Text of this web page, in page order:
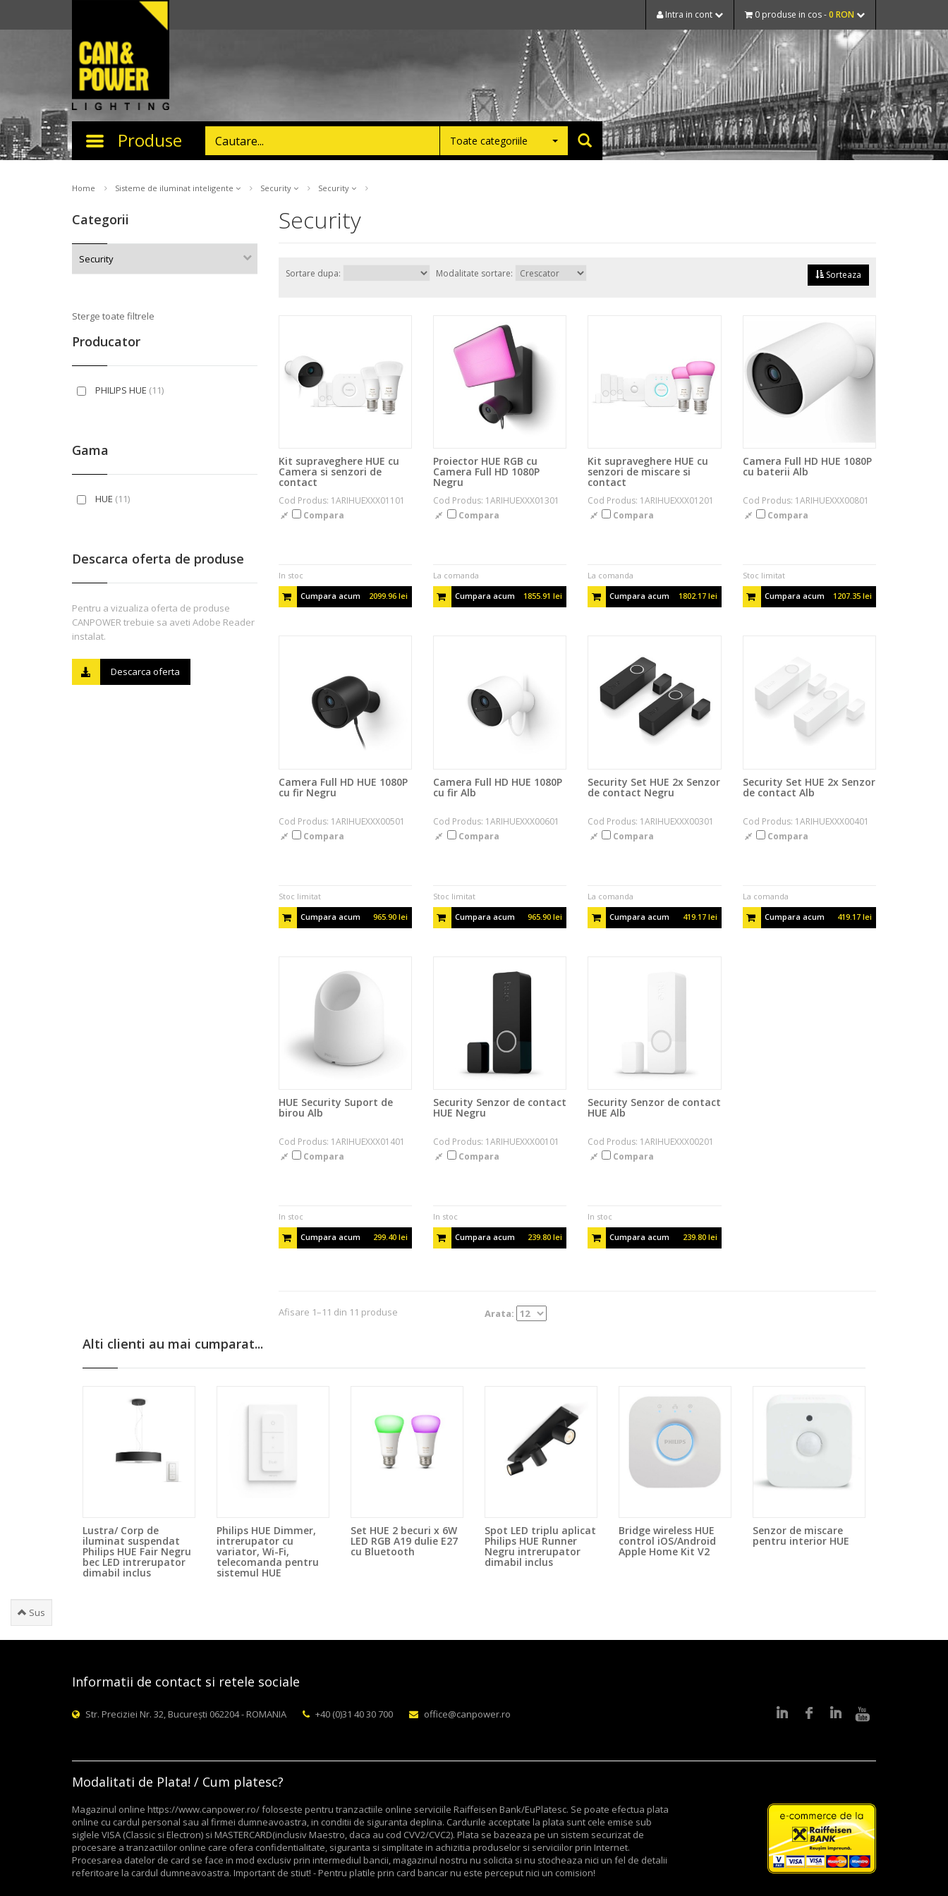
Intra in cont 0 produse in cos -0 RON
Toggle
Produse Toate categoriile
Home Sisteme de iluminat inteligente Security Security
Categorii
Security
Sterge toate filtrele
Producator
PHILIPS HUE (11)
Gama
HUE (11)
Descarca oferta de produse
Pentru a vizualiza oferta de produse
CANPOWER trebuie sa aveti Adobe Reader
instalat.
Descarca oferta
Security
Sortare dupa: Modalitate sortare: Sorteaza
Kit supraveghere HUE cu
Camera si senzori de
contact
Cod Produs: 1ARIHUEXXX01101
Compara
In stoc
Cumpara acum
2099.96 lei
Proiector HUE RGB cu
Camera Full HD 1080P
Negru
Cod Produs: 1ARIHUEXXX01301
Compara
La comanda
Cumpara acum
1855.91 lei
Kit supraveghere HUE cu
senzori de miscare si
contact
Cod Produs: 1ARIHUEXXX01201
Compara
La comanda
Cumpara acum
1802.17 lei
Camera Full HD HUE 1080P
cu baterii Alb
Cod Produs: 1ARIHUEXXX00801
Compara
Stoc limitat
Cumpara acum
1207.35 lei
Camera Full HD HUE 1080P
cu fir Negru
Cod Produs: 1ARIHUEXXX00501
Compara
Stoc limitat
Cumpara acum
965.90 lei
Camera Full HD HUE 1080P
cu fir Alb
Cod Produs: 1ARIHUEXXX00601
Compara
Stoc limitat
Cumpara acum
965.90 lei
Security Set HUE 2x Senzor
de contact Negru
Cod Produs: 1ARIHUEXXX00301
Compara
La comanda
Cumpara acum
419.17 lei
Security Set HUE 2x Senzor
de contact Alb
Cod Produs: 1ARIHUEXXX00401
Compara
La comanda
Cumpara acum
419.17 lei
HUE Security Suport de
birou Alb
Cod Produs: 1ARIHUEXXX01401
Compara
In stoc
Cumpara acum
299.40 lei
Security Senzor de contact
HUE Negru
Cod Produs: 1ARIHUEXXX00101
Compara
In stoc
Cumpara acum
239.80 lei
Security Senzor de contact
HUE Alb
Cod Produs: 1ARIHUEXXX00201
Compara
In stoc
Cumpara acum
239.80 lei
Afisare 1–11 din 11 produse Arata:
Alti clienti au mai cumparat...
Lustra/ Corp de
iluminat suspendat
Philips HUE Fair Negru
bec LED intrerupator
dimabil inclus
Philips HUE Dimmer,
intrerupator cu
variator, Wi-Fi,
telecomanda pentru
sistemul HUE
Set HUE 2 becuri x 6W
LED RGB A19 dulie E27
cu Bluetooth
Spot LED triplu aplicat
Philips HUE Runner
Negru intrerupator
dimabil inclus
Bridge wireless HUE
control iOS/Android
Apple Home Kit V2
Senzor de miscare
pentru interior HUE
Sus
Informatii de contact si retele sociale
Str. Preciziei Nr. 32, București 062204 - ROMANIA +40 (0)31 40 30 700 office@canpower.ro
Modalitati de Plata! / Cum platesc?
Magazinul online https://www.canpower.ro/ foloseste pentru tranzactiile online serviciile Raiffeisen Bank/EuPlatesc. Se poate efectua plata
online cu cardul personal sau al firmei dumneavoastra, in conditii de siguranta deplina. Cardurile acceptate la plata sunt cele emise sub
siglele VISA (Classic si Electron) si MASTERCARD(inclusiv Maestro, daca au cod CVV2/CVC2). Plata se bazeaza pe un sistem securizat de
procesare a tranzactiilor online care ofera confidentialitate, siguranta si simplitate in achizitia produselor si serviciilor prin Internet.
Procesarea datelor de card se face in mod exclusiv prin intermediul bancii, magazinul nostru nu solicita si nu stocheaza nici un fel de detalii
referitoare la cardul dumneavoastra. Important de stiut! - Pentru platile prin card bancar nu este perceput nici un comision!